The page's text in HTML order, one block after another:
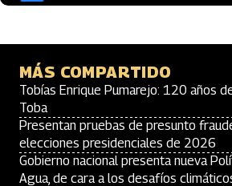
MÁS COMPARTIDO
Tobías Enrique Pumarejo: 120 años
Toba
Presentan pruebas de presunto
elecciones presidenciales de 2026
Gobierno nacional presenta nueva
Agua, de cara a los desafíos